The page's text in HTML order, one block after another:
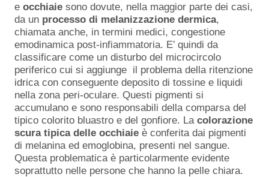
e occhiaie sono dovute, nella maggior parte dei casi,
da un processo di melanizzazione dermica,
chiamata anche, in termini medici, congestione
emodinamica post-infiammatoria. E’ quindi da
classificare come un disturbo del microcircolo
periferico cui si aggiunge il problema della ritenzione
idrica con conseguente deposito di tossine e liquidi
nella zona peri-oculare. Questi pigmenti si
accumulano e sono responsabili della comparsa del
tipico colorito bluastro e del gonfiore. La colorazione
scura tipica delle occhiaie è conferita dai pigmenti
di melanina ed emoglobina, presenti nel sangue.
Questa problematica è particolarmente evidente
soprattutto nelle persone che hanno la pelle chiara.